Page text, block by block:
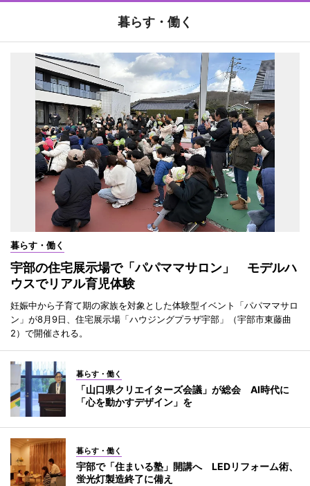
暮らす・働く
暮らす・働く
宇部の住宅展示場で「パパママサロン」 モデルハ
ウスでリアル育児体験
妊娠中から子育て期の家族を対象とした体験型イベント「パパママサロ
ン」が8月9日、住宅展示場「ハウジングプラザ宇部」（宇部市東藤曲
2）で開催される。
暮らす・働く
「山口県クリエイターズ会議」が総会 AI時代に
「心を動かすデザイン」を
暮らす・働く
宇部で「住まいる塾」開講へ LEDリフォーム術、
蛍光灯製造終了に備え